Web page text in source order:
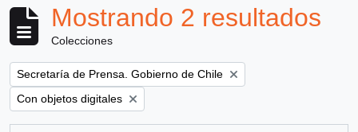
Mostrando 2 resultados
Colecciones
Remove filter:
Secretaría de Prensa. Gobierno de Chile
Remove filter:
Con objetos digitales